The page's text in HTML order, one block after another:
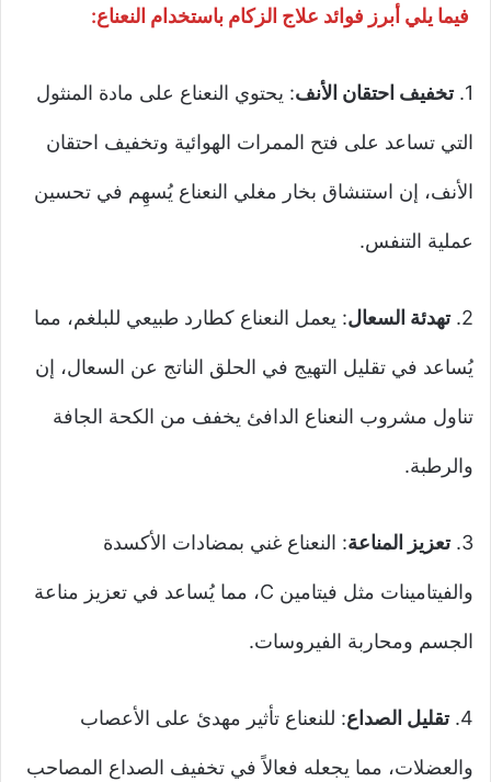
فيما يلي أبرز فوائد علاج الزكام باستخدام النعناع:
1. تخفيف احتقان الأنف: يحتوي النعناع على مادة المنثول
التي تساعد على فتح الممرات الهوائية وتخفيف احتقان
الأنف، إن استنشاق بخار مغلي النعناع يُسهِم في تحسين
عملية التنفس.
2. تهدئة السعال: يعمل النعناع كطارد طبيعي للبلغم، مما
يُساعد في تقليل التهيج في الحلق الناتج عن السعال، إن
تناول مشروب النعناع الدافئ يخفف من الكحة الجافة
والرطبة.
3. تعزيز المناعة: النعناع غني بمضادات الأكسدة
والفيتامينات مثل فيتامين C، مما يُساعد في تعزيز مناعة
الجسم ومحاربة الفيروسات.
4. تقليل الصداع: للنعناع تأثير مهدئ على الأعصاب
والعضلات، مما يجعله فعالاً في تخفيف الصداع المصاحب